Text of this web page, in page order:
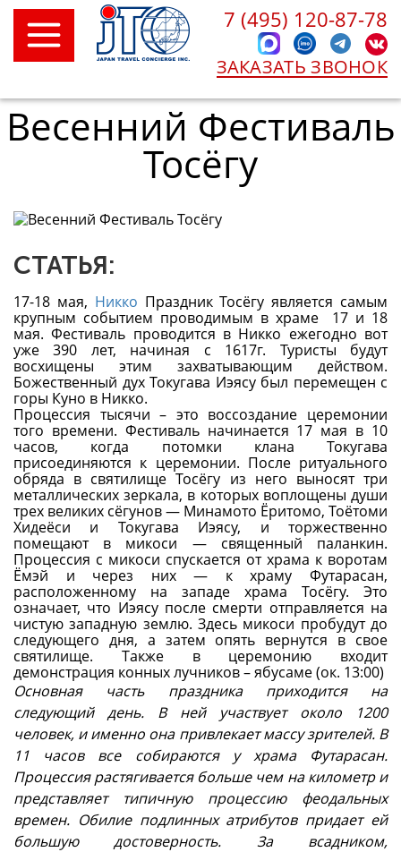
7 (495) 120-87-78
ЗАКАЗАТЬ ЗВОНОК
Весенний Фестиваль
Тосёгу
СТАТЬЯ:
17-18 мая, Никко Праздник Тосёгу является самым
крупным событием проводимым в храме 17 и 18
мая. Фестиваль проводится в Никко ежегодно вот
уже 390 лет, начиная с 1617г. Туристы будут
восхищены этим захватывающим действом.
Божественный дух Токугава Иэясу был перемещен с
горы Куно в Никко.
Процессия тысячи – это воссоздание церемонии
того времени. Фестиваль начинается 17 мая в 10
часов, когда потомки клана Токугава
присоединяются к церемонии. После ритуального
обряда в святилище Тосёгу из него выносят три
металлических зеркала, в которых воплощены души
трех великих сёгунов — Минамото Ёритомо, Тоётоми
Хидеёси и Токугава Иэясу, и торжественно
помещают в микоси — священный паланкин.
Процессия с микоси спускается от храма к воротам
Ёмэй и через них — к храму Футарасан,
расположенному на западе храма Тосёгу. Это
означает, что Иэясу после смерти отправляется на
чистую западную землю. Здесь микоси пробудут до
следующего дня, а затем опять вернутся в свое
святилище. Также в церемонию входит
демонстрация конных лучников – ябусаме (ок. 13:00)
Основная часть праздника приходится на
следующий день. В ней участвует около 1200
человек, и именно она привлекает массу зрителей. В
11 часов все собираются у храма Футарасан.
Процессия растягивается больше чем на километр и
представляет типичную процессию феодальных
времен. Обилие подлинных атрибутов придает ей
большую достоверность. За всадником,